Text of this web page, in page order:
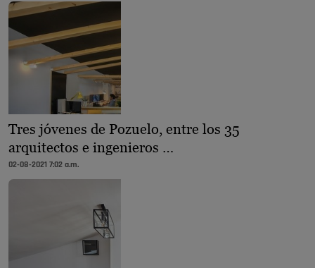
Tres jóvenes de Pozuelo, entre los 35
arquitectos e ingenieros …
02-08-2021 7:02 a.m.